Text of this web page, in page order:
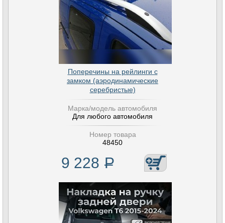
Поперечины на рейлинги с
замком (аэродинамические
серебристые)
Марка/модель автомобиля
Для любого автомобиля
Номер товара
48450
9 228 Р